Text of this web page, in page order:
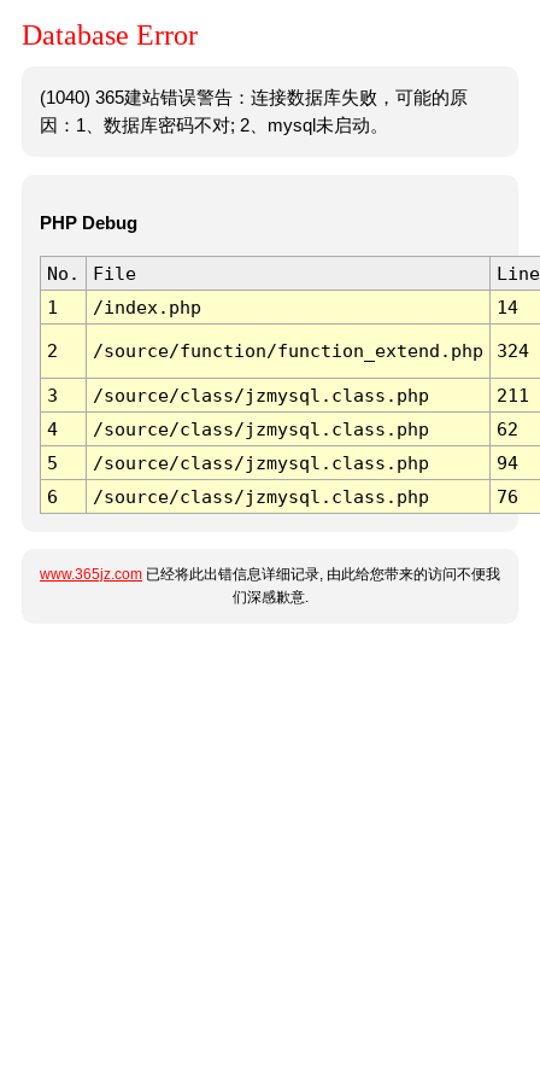
Database Error
(1040) 365建站错误警告：连接数据库失败，可能的原
因：1、数据库密码不对; 2、mysql未启动。
PHP Debug
No. File
Line
1
/index.php 14
2 /source/function/function_extend.php 324
3 /source/class/jzmysql.class.php
211
4
/source/class/jzmysql.class.php
62
5
/source/class/jzmysql.class.php
94
6
/source/class/jzmysql.class.php 76
www.365jz.com 已经将此出错信息详细记录, 由此给您带来的访问不便我
们深感歉意.